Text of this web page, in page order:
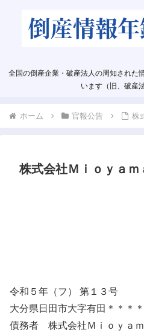
全国の倒産企業・破産法人の周知された
います（旧、破産
ホーム 官報公告 株
株式会社Ｍｉｏｙａｍ
令和５年（フ） 第１３号
大分県日田市大字有田＊＊＊＊
債務者 株式会社Ｍｉｏｙａｍ